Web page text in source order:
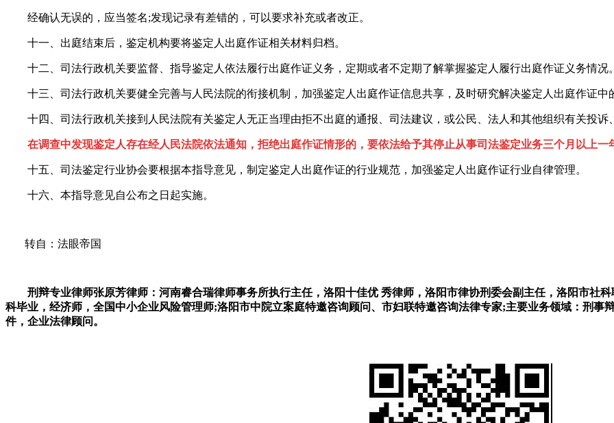
经确认无误的，应当签名;发现记录有差错的，可以要求补充或者改正。
十一、出庭结束后，鉴定机构要将鉴定人出庭作证相关材料归档。
十二、司法行政机关要监督、指导鉴定人依法履行出庭作证义务，定期或者不定期了解掌握鉴定人履行出庭作证义务情况
十三、司法行政机关要健全完善与人民法院的衔接机制，加强鉴定人出庭作证信息共享，及时研究解决鉴定人出庭作证中
十四、司法行政机关接到人民法院有关鉴定人无正当理由拒不出庭的通报、司法建议，或公民、法人和其他组织有关投诉
在调查中发现鉴定人存在经人民法院依法通知，拒绝出庭作证情形的，要依法给予其停止从事司法鉴定业务三个月以上
十五、司法鉴定行业协会要根据本指导意见，制定鉴定人出庭作证的行业规范，加强鉴定人出庭作证行业自律管理。
十六、本指导意见自公布之日起实施。
转自：法眼帝国
刑辩专业律师张原芳律师：河南睿合瑞律师事务所执行主任，洛阳十佳优 秀律师，洛阳市律协刑委会副主任，洛阳市社
科毕业，经济师，全国中小企业风险管理师;洛阳市中院立案庭特邀咨询顾问、市妇联特邀咨询法律专家;主要业务领域：刑事
件，企业法律顾问。